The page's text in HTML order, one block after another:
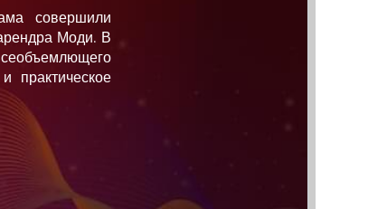
совершили
Моди. В
практическое